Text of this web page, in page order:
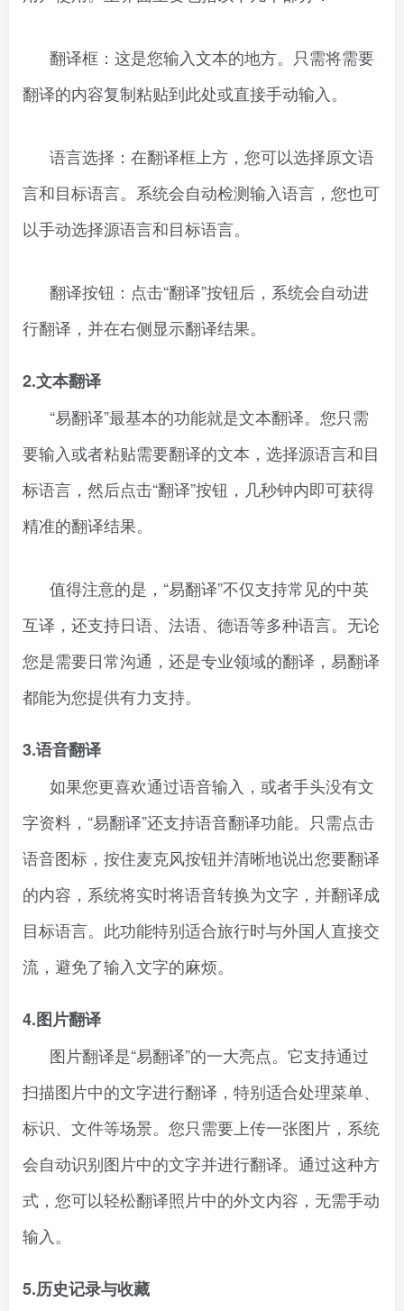
翻译框：这是您输入文本的地方。只需将需要
翻译的内容复制粘贴到此处或直接手动输入。
语言选择：在翻译框上方，您可以选择原文语
言和目标语言。系统会自动检测输入语言，您也可
以手动选择源语言和目标语言。
翻译按钮：点击“翻译”按钮后，系统会自动进
行翻译，并在右侧显示翻译结果。
2.文本翻译
“易翻译”最基本的功能就是文本翻译。您只需
要输入或者粘贴需要翻译的文本，选择源语言和目
标语言，然后点击“翻译”按钮，几秒钟内即可获得
精准的翻译结果。
值得注意的是，“易翻译”不仅支持常见的中英
互译，还支持日语、法语、德语等多种语言。无论
您是需要日常沟通，还是专业领域的翻译，易翻译
都能为您提供有力支持。
3.语音翻译
如果您更喜欢通过语音输入，或者手头没有文
字资料，“易翻译”还支持语音翻译功能。只需点击
语音图标，按住麦克风按钮并清晰地说出您要翻译
的内容，系统将实时将语音转换为文字，并翻译成
目标语言。此功能特别适合旅行时与外国人直接交
流，避免了输入文字的麻烦。
4.图片翻译
图片翻译是“易翻译”的一大亮点。它支持通过
扫描图片中的文字进行翻译，特别适合处理菜单、
标识、文件等场景。您只需要上传一张图片，系统
会自动识别图片中的文字并进行翻译。通过这种方
式，您可以轻松翻译照片中的外文内容，无需手动
输入。
5.历史记录与收藏